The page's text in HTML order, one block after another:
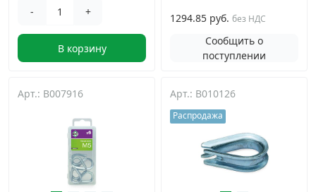
- +
В корзину
1294.85 руб. без НДС
Сообщить о
поступлении
Арт.: B007916 Арт.: B010126
Распродажа